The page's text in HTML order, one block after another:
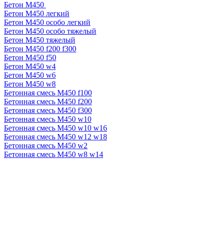
Бетон М450
Бетон М450 легкий
Бетон М450 особо легкий
Бетон М450 особо тяжелый
Бетон М450 тяжелый
Бетон М450 f200 f300
Бетон М450 f50
Бетон М450 w4
Бетон М450 w6
Бетон М450 w8
Бетонная смесь М450 f100
Бетонная смесь М450 f200
Бетонная смесь М450 f300
Бетонная смесь М450 w10
Бетонная смесь М450 w10 w16
Бетонная смесь М450 w12 w18
Бетонная смесь М450 w2
Бетонная смесь М450 w8 w14